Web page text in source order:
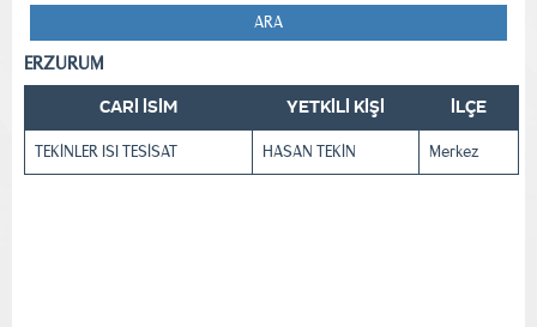
ARA
ERZURUM
CARİ İSİM YETKİLİ KİŞİ İLÇE
TEKİNLER ISI TESİSAT HASAN TEKİN Merkez